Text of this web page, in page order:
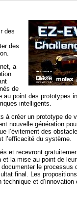
des
des
a
de
point des prototypes
intelligents.
à créer un prototype de
nouvelle génération
l’évitement des
l’efficacité du système.
et recevront
la mise au point de
le processus
final. Les
et d’innovation